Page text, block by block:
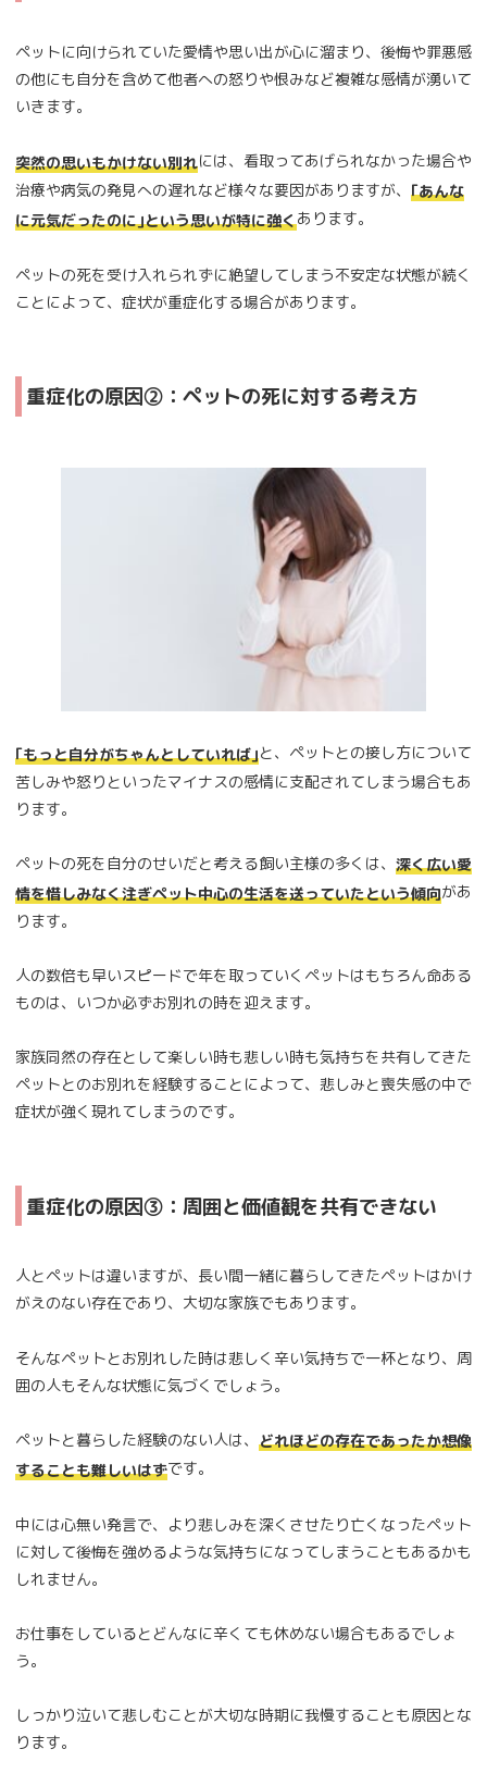
ペットに向けられていた愛情や思い出が心に溜まり、後悔や罪悪感
の他にも自分を含めて他者への怒りや恨みなど複雑な感情が湧いて
いきます。
突然の思いもかけない別れには、看取ってあげられなかった場合や
治療や病気の発見への遅れなど様々な要因がありますが、 ｢あんな
に元気だったのに｣という思いが特に強くあります。
ペットの死を受け入れられずに絶望してしまう不安定な状態が続く
ことによって、症状が重症化する場合があります。
重症化の原因②：ペットの死に対する考え方
｢もっと自分がちゃんとしていれば｣と、ペットとの接し方について
苦しみや怒りといったマイナスの感情に支配されてしまう場合もあ
ります。
ペットの死を自分のせいだと考える飼い主様の多くは、 深く広い愛
情を惜しみなく注ぎペット中心の生活を送っていたという傾向があ
ります。
人の数倍も早いスピードで年を取っていくペットはもちろん命ある
ものは、いつか必ずお別れの時を迎えます。
家族同然の存在として楽しい時も悲しい時も気持ちを共有してきた
ペットとのお別れを経験することによって、悲しみと喪失感の中で
症状が強く現れてしまうのです。
重症化の原因③：周囲と価値観を共有できない
人とペットは違いますが、長い間一緒に暮らしてきたペットはかけ
がえのない存在であり、大切な家族でもあります。
そんなペットとお別れした時は悲しく辛い気持ちで一杯となり、周
囲の人もそんな状態に気づくでしょう。
ペットと暮らした経験のない人は、 どれほどの存在であったか想像
することも難しいはずです。
中には心無い発言で、より悲しみを深くさせたり亡くなったペット
に対して後悔を強めるような気持ちになってしまうこともあるかも
しれません。
お仕事をしているとどんなに辛くても休めない場合もあるでしょ
う。
しっかり泣いて悲しむことが大切な時期に我慢することも原因とな
ります。